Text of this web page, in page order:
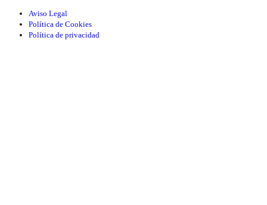
Aviso Legal
Política de Cookies
Política de privacidad